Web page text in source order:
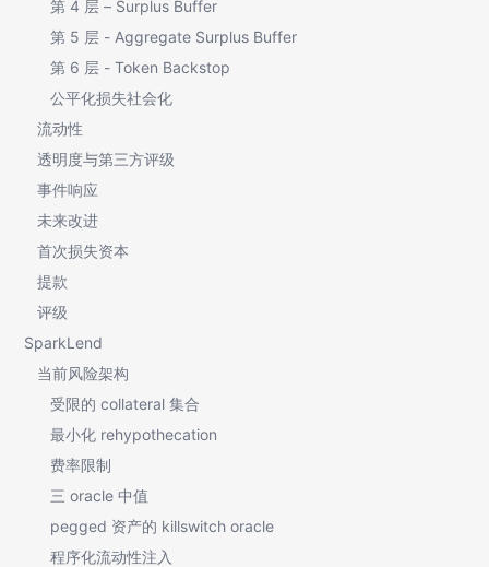
第 4 层 – Surplus Buffer
第 5 层 - Aggregate Surplus Buffer
第 6 层 - Token Backstop
公平化损失社会化
流动性
透明度与第三方评级
事件响应
未来改进
首次损失资本
提款
评级
SparkLend
当前风险架构
受限的 collateral 集合
最小化 rehypothecation
费率限制
三 oracle 中值
pegged 资产的 killswitch oracle
程序化流动性注入